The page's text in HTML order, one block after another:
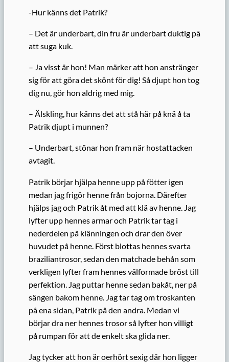
-Hur känns det Patrik?
– Det är underbart, din fru är underbart duktig på
att suga kuk.
– Ja visst är hon! Man märker att hon anstränger
sig för att göra det skönt för dig! Så djupt hon tog
dig nu, gör hon aldrig med mig.
– Älskling, hur känns det att stå här på knä å ta
Patrik djupt i munnen?
– Underbart, stönar hon fram när hostattacken
avtagit.
Patrik börjar hjälpa henne upp på fötter igen
medan jag frigör henne från bojorna. Därefter
hjälps jag och Patrik åt med att klä av henne. Jag
lyfter upp hennes armar och Patrik tar tag i
nederdelen på klänningen och drar den över
huvudet på henne. Först blottas hennes svarta
braziliantrosor, sedan den matchade behån som
verkligen lyfter fram hennes välformade bröst till
perfektion. Jag puttar henne sedan bakåt, ner på
sängen bakom henne. Jag tar tag om troskanten
på ena sidan, Patrik på den andra. Medan vi
börjar dra ner hennes trosor så lyfter hon villigt
på rumpan för att de enkelt ska glida ner.
Jag tycker att hon är oerhört sexig där hon ligger